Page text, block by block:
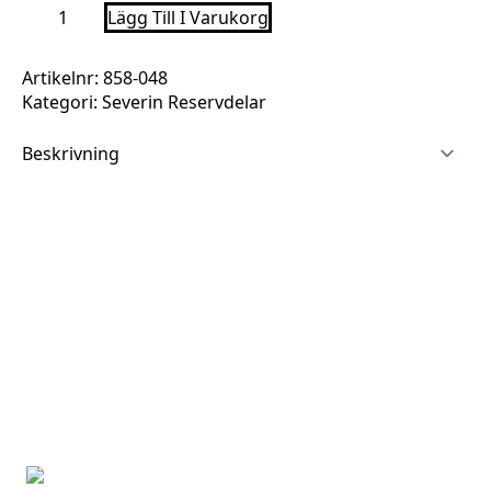
Ugnsplåt
mängd Lägg Till I Varukorg
Artikelnr: 858-048
Kategori: Severin Reservdelar